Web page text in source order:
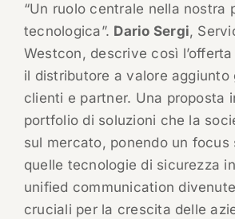
“Un ruolo centrale nella nostra
tecnologica”. Dario Sergi,
Westcon, descrive così
il distributore a valore aggiunto
clienti e partner. Una proposta
portfolio di soluzioni che la
sul mercato, ponendo un focus
quelle tecnologie di sicurezza
unified communication
cruciali per la crescita delle